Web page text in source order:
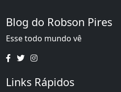
Blog do Robson Pires
Esse todo mundo vê
Links Rápidos